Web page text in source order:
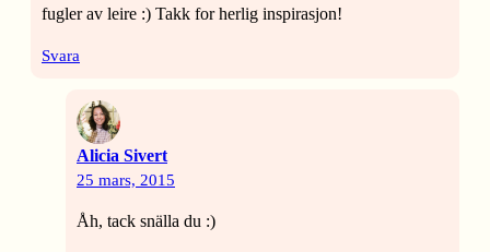
fugler av leire :) Takk for herlig inspirasjon!
Svara
Alicia Sivert
25 mars, 2015
Åh, tack snälla du :)